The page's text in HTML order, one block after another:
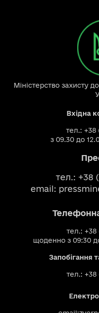
Міністерство захисту
Вхідна
тел.: +38
з 09.30 до
тел.: +38
email:
Телефонна
тел.: +38
щоденно з 09:30
Запобігання
тел.: +38